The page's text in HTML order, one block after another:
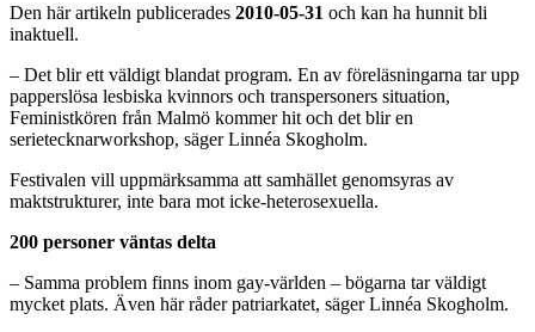
Den här artikeln publicerades 2010-05-31 och kan ha hunnit bli
inaktuell.
– Det blir ett väldigt blandat program. En av föreläsningarna tar upp
papperslösa lesbiska kvinnors och transpersoners situation,
Feministkören från Malmö kommer hit och det blir en
serietecknarworkshop, säger Linnéa Skogholm.
Festivalen vill uppmärksamma att samhället genomsyras av
maktstrukturer, inte bara mot icke-heterosexuella.
200 personer väntas delta
– Samma problem finns inom gay-världen – bögarna tar väldigt
mycket plats. Även här råder patriarkatet, säger Linnéa Skogholm.